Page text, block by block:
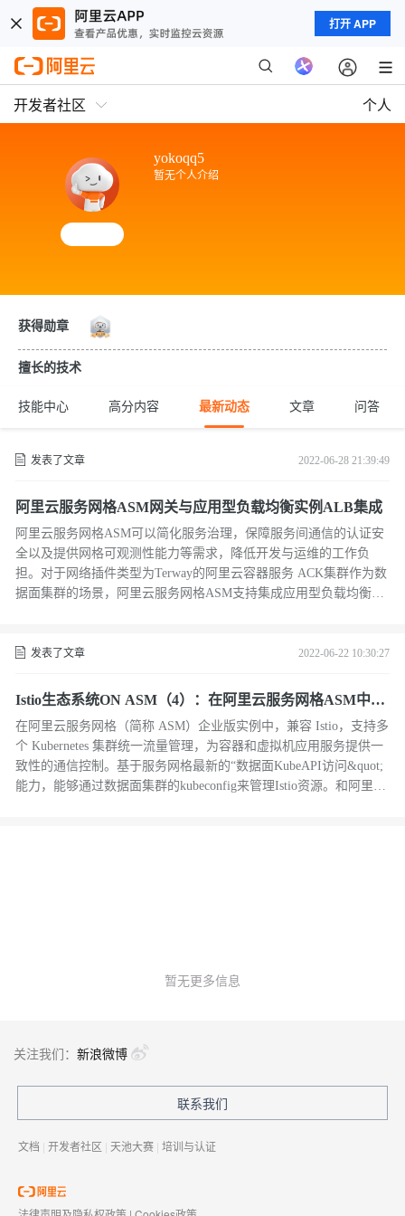
打开 APP
开发者社区 个人
yokoqq5
暂无个人介绍
获得勋章
擅长的技术
技能中心 高分内容 最新动态 文章 问答
发表了文章 2022-06-28 21:39:49
阿里云服务网格ASM网关与应用型负载均衡实例ALB集成
阿里云服务网格ASM可以简化服务治理，保障服务间通信的认证安
全以及提供网格可观测性能力等需求，降低开发与运维的工作负
担。对于网络插件类型为Terway的阿里云容器服务 ACK集群作为数
据面集群的场景，阿里云服务网格ASM支持集成应用型负载均衡实
发表了文章 2022-06-22 10:30:27
Istio生态系统ON ASM（4）：在阿里云服务网格ASM中集
成阿里云云效Flow实现DevOps
在阿里云服务网格（简称 ASM）企业版实例中，兼容 Istio，支持多
个 Kubernetes 集群统一流量管理，为容器和虚拟机应用服务提供一
致性的通信控制。基于服务网格最新的“数据面KubeAPI访问&quot;
能力，能够通过数据面集群的kubeconfig来管理Istio资源。和阿里云
暂无更多信息
关注我们： 新浪微博
联系我们
文档 | 开发者社区 | 天池大赛 | 培训与认证